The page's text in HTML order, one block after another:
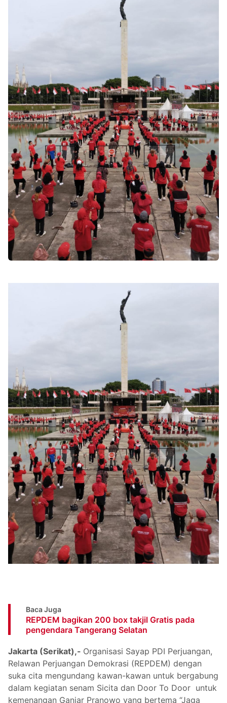
Baca Juga
REPDEM bagikan 200 box takjil Gratis pada
pengendara Tangerang Selatan
Jakarta (Serikat),- Organisasi Sayap PDI Perjuangan,
Relawan Perjuangan Demokrasi (REPDEM) dengan
suka cita mengundang kawan-kawan untuk bergabung
dalam kegiatan senam Sicita dan Door To Door untuk
kemenangan Ganjar Pranowo yang bertema “Jaga